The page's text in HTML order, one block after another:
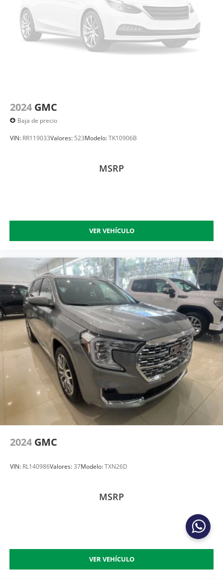
2024 GMC
Baja de precio
VIN: RR119033Valores: 523Modelo:TK10906B
MSRP
VER VEHÍCULO
2024 GMC
VIN: RL140986Valores:37Modelo:TXN26D
MSRP
VER VEHÍCULO